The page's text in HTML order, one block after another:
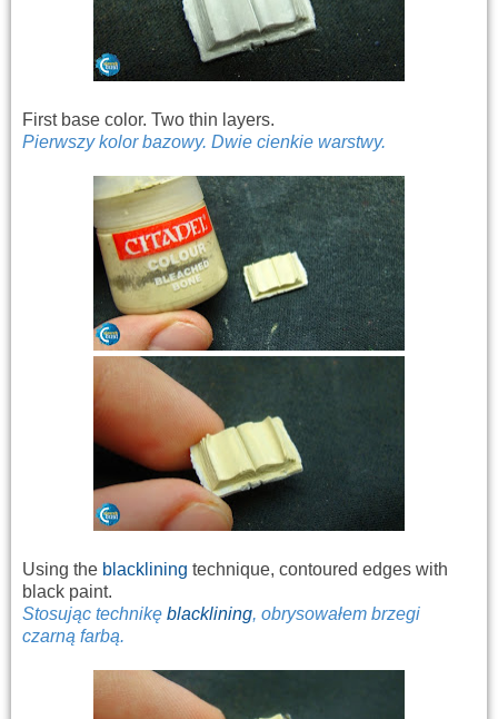
First base color. Two thin layers.
Pierwszy kolor bazowy. Dwie cienkie warstwy.
Using the blacklining technique, contoured edges with
black paint.
Stosując technikę blacklining, obrysowałem brzegi
czarną farbą.